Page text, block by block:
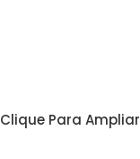
Clique Para Ampliar